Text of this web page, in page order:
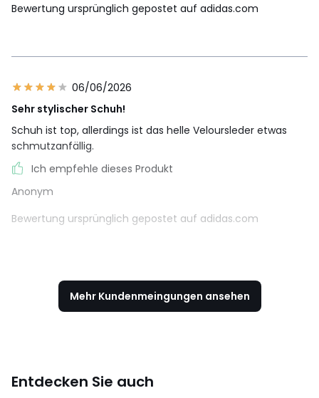
Bewertung ursprünglich gepostet auf adidas.com
06/06/2026
Sehr stylischer Schuh!
Schuh ist top, allerdings ist das helle Veloursleder etwas
schmutzanfällig.
Ich empfehle dieses Produkt
Anonym
Bewertung ursprünglich gepostet auf adidas.com
Mehr Kundenmeingungen ansehen
Entdecken Sie auch